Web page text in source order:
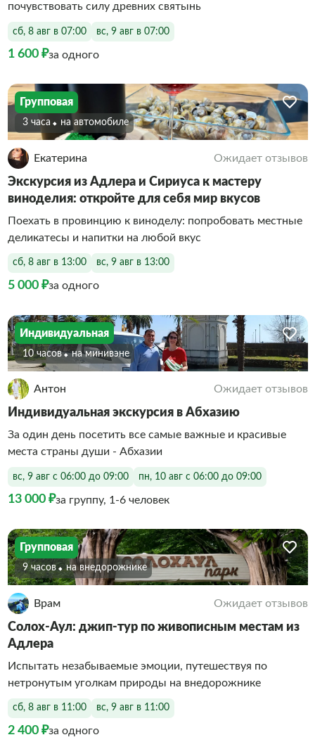
почувствовать силу древних святынь
сб, 8 авг в 07:00 вс, 9 авг в 07:00
1 600 ₽за одного
Групповая
3 часа На автомобиле
Екатерина Ожидает отзывов
Экскурсия из Адлера и Сириуса к мастеру
виноделия: откройте для себя мир вкусов
Поехать в провинцию к виноделу: попробовать местные
деликатесы и напитки на любой вкус
сб, 8 авг в 13:00 вс, 9 авг в 13:00
5 000 ₽за одного
Индивидуальная
10 часов На минивэне
Антон Ожидает отзывов
Индивидуальная экскурсия в Абхазию
За один день посетить все самые важные и красивые
места страны души - Абхазии
вс, 9 авг с 06:00 до 09:00 пн, 10 авг с 06:00 до 09:00
13 000 ₽за группу, 1-6 человек
Групповая
9 часов На внедорожнике
Врам Ожидает отзывов
Солох-Аул: джип-тур по живописным местам из
Адлера
Испытать незабываемые эмоции, путешествуя по
нетронутым уголкам природы на внедорожнике
сб, 8 авг в 11:00 вс, 9 авг в 11:00
2 400 ₽за одного